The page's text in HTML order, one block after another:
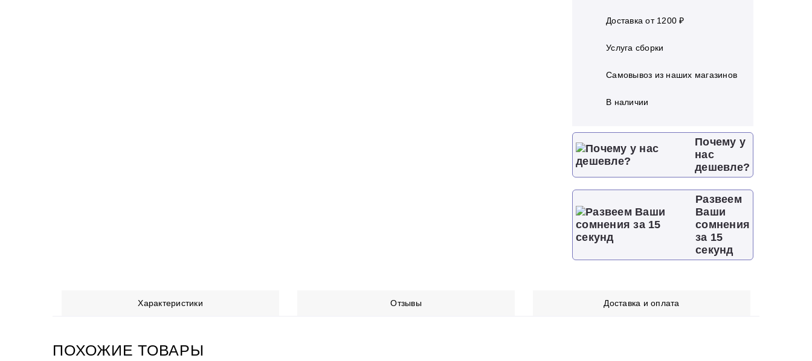
Доставка от 1200 ₽
Услуга сборки
Самовывоз из наших магазинов
В наличии
Почему у
нас
дешевле?
Развеем
Ваши
сомнения
за 15
секунд
Характеристики Отзывы Доставка и оплата
ПОХОЖИЕ ТОВАРЫ